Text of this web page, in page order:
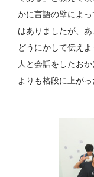
かに言語の壁によ
はありましたが、あ
どうにかして伝え
人と会話をしたお
よりも格段に上がっ